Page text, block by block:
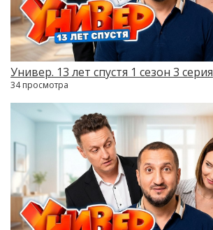
Универ. 13 лет спустя 1 сезон 3 серия
34 просмотра